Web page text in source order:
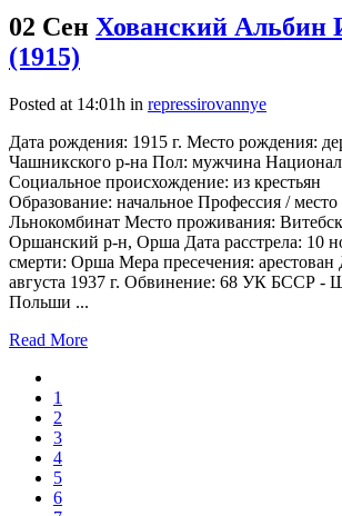
02 Сен Хованский Альбин
(1915)
Posted at 14:01h in repressirovannye
Дата рождения: 1915 г. Место рождения:
Чашникского р-на Пол: мужчина
Социальное происхождение: из крестьян
Образование: начальное Профессия /
Льнокомбинат Место проживания:
Оршанский р-н, Орша Дата расстрела: 10
смерти: Орша Мера пресечения: арестован
августа 1937 г. Обвинение: 68 УК БССР -
Польши ...
Read More
1
2
3
4
5
6